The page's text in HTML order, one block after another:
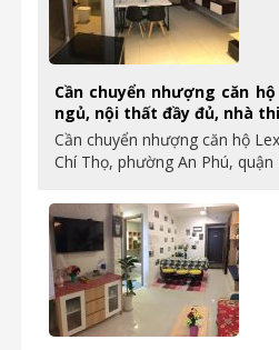
Cần chuyển nhượng căn
ngủ, nội thất đầy đủ, nhà
Cần chuyển nhượng căn hộ
Chí Thọ, phường An Phú,